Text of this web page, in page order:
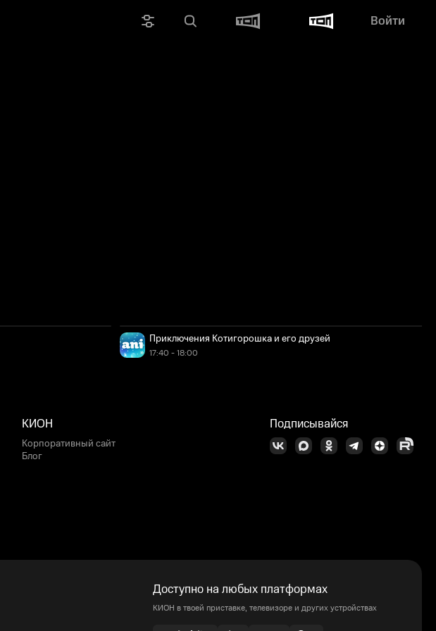
Войти
Приключения Котигорошка и его друзей
17:40 - 18:00
КИОН
Корпоративный сайт
Блог
Подписывайся
Доступно на любых платформах
КИОН в твоей приставке, телевизоре и других устройствах